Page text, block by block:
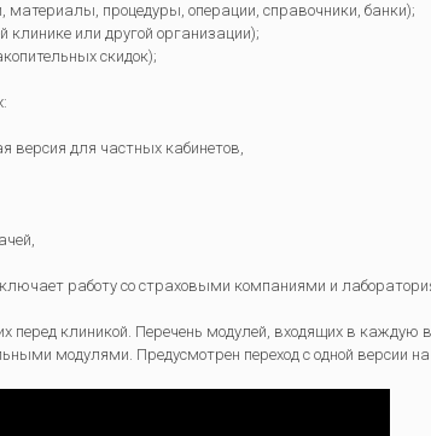
материалы, процедуры, операции, справочники, банки);
клинике или другой организации);
скидок);
версия для частных кабинетов,
работу со страховыми компаниями и
перед клиникой. Перечень модулей, входящих в
модулями. Предусмотрен переход с одной версии